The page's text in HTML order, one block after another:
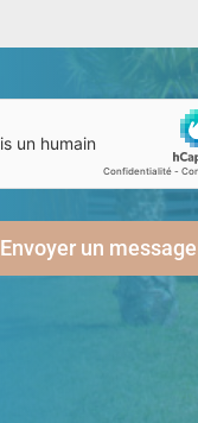
Envoyer un message